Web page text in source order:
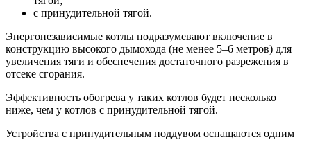
с принудительной тягой.
Энергонезависимые котлы подразумевают включение в
конструкцию высокого дымохода (не менее 5–6 метров) для
увеличения тяги и обеспечения достаточного разрежения в
отсеке сгорания.
Эффективность обогрева у таких котлов будет несколько
ниже, чем у котлов с принудительной тягой.
Устройства с принудительным поддувом оснащаются одним